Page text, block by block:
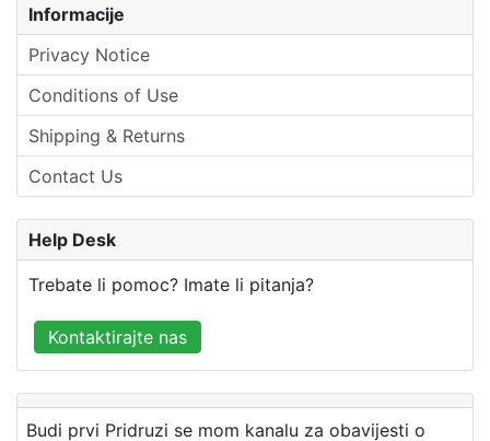
Informacije
Privacy Notice
Conditions of Use
Shipping & Returns
Contact Us
Help Desk
Trebate li pomoc? Imate li pitanja?
Kontaktirajte nas
Budi prvi Pridruzi se mom kanalu za obavijesti o